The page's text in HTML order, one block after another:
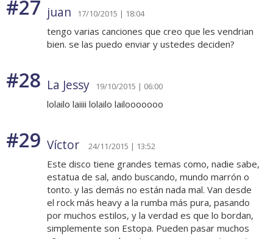
#27 juan 17/10/2015 | 18:04
tengo varias canciones que creo que les vendrian
bien. se las puedo enviar y ustedes deciden?
#28 La Jessy 19/10/2015 | 06:00
lolailo laiiii lolailo lailooooooo
#29 Víctor 24/11/2015 | 13:52
Este disco tiene grandes temas como, nadie sabe,
estatua de sal, ando buscando, mundo marrón o
tonto. y las demás no están nada mal. Van desde
el rock más heavy a la rumba más pura, pasando
por muchos estilos, y la verdad es que lo bordan,
simplemente son Estopa. Pueden pasar muchos